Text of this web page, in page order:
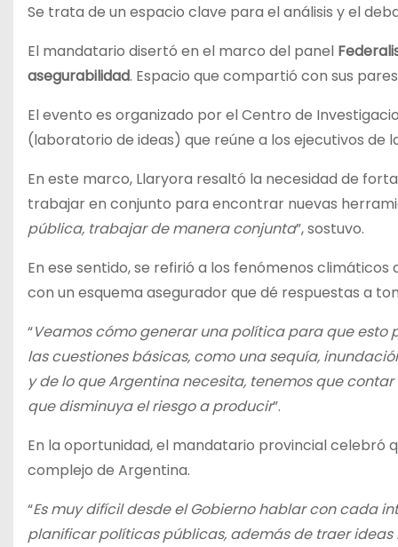
Se trata de un espacio clave para el análisis y el
El mandatario disertó en el marco del panel
asegurabilidad. Espacio que compartió con sus
El evento es organizado por el Centro de
(laboratorio de ideas) que reúne a los ejecutivos de
En este marco, Llaryora resaltó la necesidad de
trabajar en conjunto para encontrar nuevas
pública, trabajar de manera conjunta”, sostuvo.
En ese sentido, se refirió a los fenómenos
con un esquema asegurador que dé respuestas a
“Veamos cómo generar una política para que
las cuestiones básicas, como una sequía,
y de lo que Argentina necesita, tenemos que
que disminuya el riesgo a producir”.
En la oportunidad, el mandatario provincial celebró
complejo de Argentina.
“Es muy difícil desde el Gobierno hablar con cada
planificar políticas públicas, además de traer